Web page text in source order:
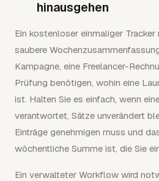
hinausgehen
Ein kostenloser einmaliger Tracker
saubere
Kampagne, eine Freelancer-
Prüfung benötigen, wohin eine
ist. Halten Sie es einfach, wenn
verantwortet, Sätze unverändert
Einträge genehmigen muss und
wöchentliche Summe ist, die Sie
Ein verwalteter Workflow wird